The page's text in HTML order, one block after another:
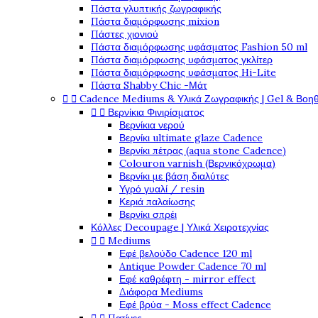
Πάστα γλυπτικής ζωγραφικής
Πάστα διαμόρφωσης mixion
Πάστες χιονιού
Πάστα διαμόρφωσης υφάσματος Fashion 50 ml
Πάστα διαμόρφωσης υφάσματος γκλίτερ
Πάστα διαμόρφωσης υφάσματος Hi-Lite
Πάστα Shabby Chic -Μάτ
  Cadence Mediums & Υλικά Ζωγραφικής | Gel &
  Βερνίκια Φινιρίσματος
Βερνίκια νερού
Βερνίκι ultimate glaze Cadence
Βερνίκι πέτρας (aqua stone Cadence)
Colouron varnish (Βερνικόχρωμα)
Βερνίκι με βάση διαλύτες
Υγρό γυαλί / resin
Κεριά παλαίωσης
Βερνίκι σπρέι
Κόλλες Decoupage | Υλικά Χειροτεχνίας
  Mediums
Εφέ βελούδο Cadence 120 ml
Antique Powder Cadence 70 ml
Εφέ καθρέφτη - mirror effect
Διάφορα Mediums
Εφέ βρύα - Moss effect Cadence